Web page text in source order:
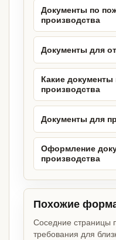
Документы по
производства
Документы для
Какие
производства
Документы для
Оформление
производства
Похожие
Соседние страницы
требования для